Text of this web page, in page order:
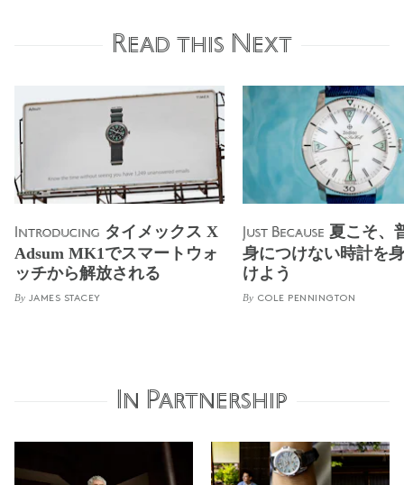
Read this Next
Introducing タイメックス X
Adsum MK1でスマートウォ
ッチから解放される
By JAMES STACEY
Just Because 夏こそ、
身につけない時計を
けよう
By COLE PENNINGTON
In Partnership